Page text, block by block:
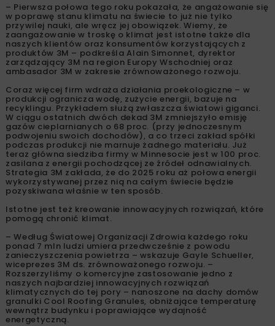
– Pierwsza połowa tego roku pokazała, że angażowanie się
w poprawę stanu klimatu na świecie to już nie tylko
przywilej nauki, ale wręcz jej obowiązek. Wiemy, że
zaangażowanie w troskę o klimat jest istotne także dla
naszych klientów oraz konsumentów korzystających z
produktów 3M – podkreśla Alain Simonnet, dyrektor
zarządzający 3M na region Europy Wschodniej oraz
ambasador 3M w zakresie zrównoważonego rozwoju.
Coraz więcej firm wdraża działania proekologiczne – w
produkcji ogranicza wodę, zużycie energii, bazuje na
recyklingu. Przykładem służą zwłaszcza światowi giganci.
W ciągu ostatnich dwóch dekad 3M zmniejszyło emisję
gazów cieplarnianych o 68 proc. (przy jednoczesnym
podwojeniu swoich dochodów), a co trzeci zakład spółki
podczas produkcji nie marnuje żadnego materiału. Już
teraz główna siedziba firmy w Minnesocie jest w 100 proc.
zasilana z energii pochodzącej ze źródeł odnawialnych.
Strategia 3M zakłada, że do 2025 roku aż połowa energii
wykorzystywanej przez nią na całym świecie będzie
pozyskiwana właśnie w ten sposób.
Istotne jest też kreowanie innowacyjnych rozwiązań, które
pomogą chronić klimat.
– Według Światowej Organizacji Zdrowia każdego roku
ponad 7 mln ludzi umiera przedwcześnie z powodu
zanieczyszczenia powietrza – wskazuje Gayle Schueller,
wiceprezes 3M ds. zrównoważonego rozwoju. –
Rozszerzyliśmy o komercyjne zastosowanie jedno z
naszych najbardziej innowacyjnych rozwiązań
klimatycznych do tej pory – nanoszone na dachy domów
granulki Cool Roofing Granules, obniżające temperaturę
wewnątrz budynku i poprawiające wydajność
energetyczną.